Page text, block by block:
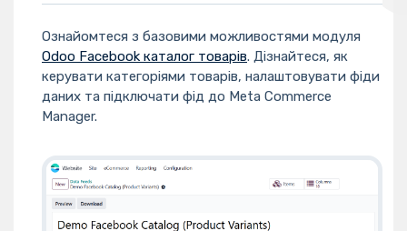
Ознайомтеся з базовими можливостями модуля
Odoo Facebook каталог товарів. Дізнайтеся, як
керувати категоріями товарів, налаштовувати фіди
даних та підключати фід до Meta Commerce
Manager.